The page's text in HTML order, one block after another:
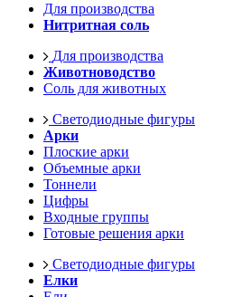
Для производства
Нитритная соль
Для производства
Животноводство
Соль для животных
Светодиодные фигуры
Арки
Плоские арки
Объемные арки
Тоннели
Цифры
Входные группы
Готовые решения арки
Светодиодные фигуры
Елки